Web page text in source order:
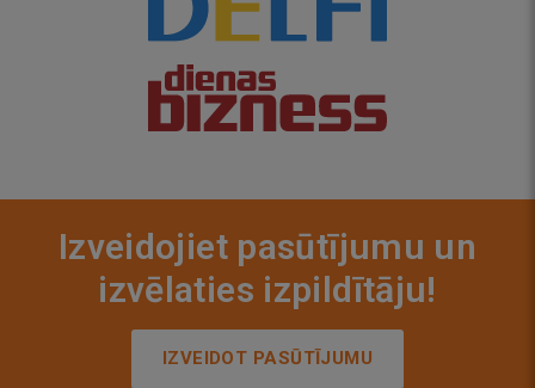
Izveidojiet pasūtījumu un
izvēlaties izpildītāju!
IZVEIDOT PASŪTĪJUMU